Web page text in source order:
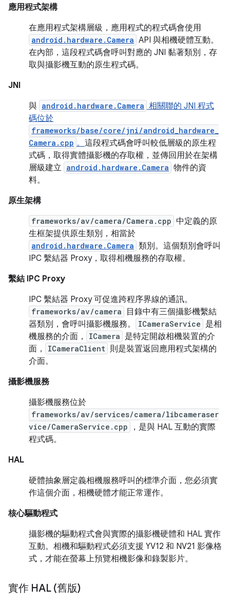
應用程式架構
在應用程式架構層級，應用程式的程式碼會使用
android.hardware.Camera API 與相機硬體互動。
在內部，這段程式碼會呼叫對應的 JNI 黏著類別，存
取與攝影機互動的原生程式碼。
JNI
與 android.hardware.Camera 相關聯的 JNI 程式
碼位於
frameworks/base/core/jni/android_hardware_
Camera.cpp 。 這段程式碼會呼叫較低層級的原生程
式碼，取得實體攝影機的存取權，並傳回用於在架構
層級建立 android.hardware.Camera 物件的資
料。
原生架構
frameworks/av/camera/Camera.cpp 中定義的原
生框架提供原生類別，相當於
android.hardware.Camera 類別。這個類別會呼叫
IPC 繫結器 Proxy，取得相機服務的存取權。
繫結 IPC Proxy
IPC 繫結器 Proxy 可促進跨程序界線的通訊。
frameworks/av/camera
目錄中有三個攝影機繫結
器類別，會呼叫攝影機服務。
ICameraService 是相
機服務的介面，
ICamera 是特定開啟相機裝置的介
面，
ICameraClient 則是裝置返回應用程式架構的
介面。
攝影機服務
攝影機服務位於
frameworks/av/services/camera/libcameraser
vice/CameraService.cpp
，是與 HAL 互動的實際
程式碼。
HAL
硬體抽象層定義相機服務呼叫的標準介面，您必須實
作這個介面，相機硬體才能正常運作。
核心驅動程式
攝影機的驅動程式會與實際的攝影機硬體和 HAL 實作
互動。相機和驅動程式必須支援 YV12 和 NV21 影像格
式，才能在螢幕上預覽相機影像和錄製影片。
實作 HAL (舊版)